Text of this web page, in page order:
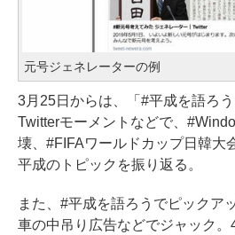
元号ジェネレーターの例
3月25日からは、「#平成を語ろう
Twitterモーメントなどで、
壊、#FIFAワールドカップ日韓大
平成のトピックを振り返る。
また、#平成を語ろうでピックア
車の中吊り広告などでジャック。